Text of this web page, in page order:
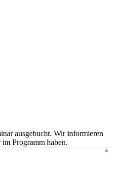
ausgebucht. Wir informieren
Programm haben.